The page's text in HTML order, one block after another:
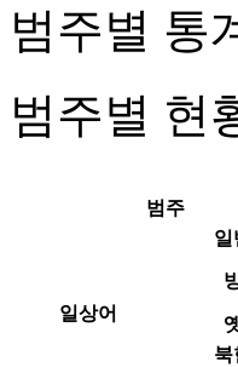
범주별 통
범주별 현
범주
일상어
일
북